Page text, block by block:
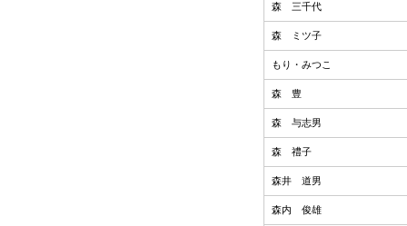
森 三千代
森 ミツ子
もり・みつこ
森 豊
森 与志男
森 禮子
森井 道男
森内 俊雄